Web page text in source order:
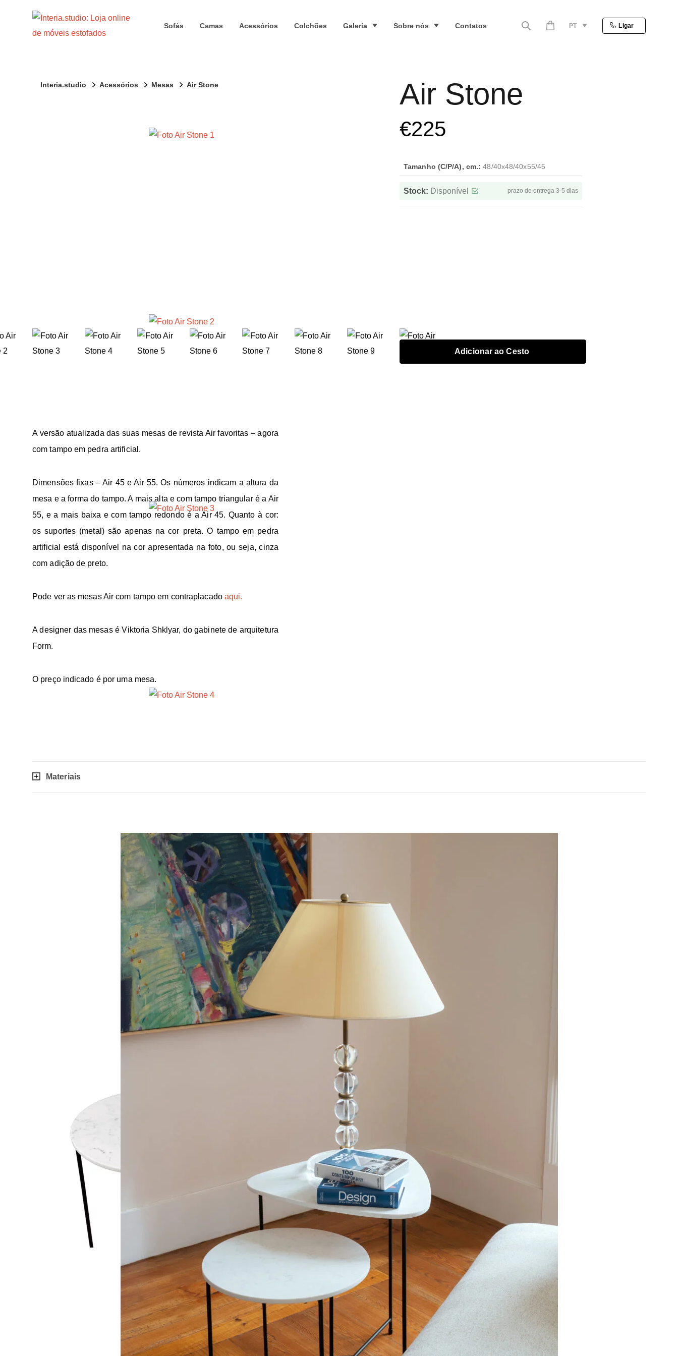
Sofás Camas Acessórios Colchões Galeria Sobre nós Contatos PT Ligar
Interia.studio Acessórios Mesas Air Stone Air Stone
€225
Tamanho (C/P/A), cm.: 48/40x48/40x55/45
Stock: Disponível prazo de entrega 3-5 dias
Adicionar ao Cesto
A versão atualizada das suas mesas de revista Air favoritas – agora
com tampo em pedra artificial.
Dimensões fixas – Air 45 e Air 55. Os números indicam a altura da
mesa e a forma do tampo. A mais alta e com tampo triangular é a Air
55, e a mais baixa e com tampo redondo é a Air 45. Quanto à cor:
os suportes (metal) são apenas na cor preta. O tampo em pedra
artificial está disponível na cor apresentada na foto, ou seja, cinza
com adição de preto.
Pode ver as mesas Air com tampo em contraplacado aqui.
A designer das mesas é Viktoria Shklyar, do gabinete de arquitetura
Form.
O preço indicado é por uma mesa.
Materiais